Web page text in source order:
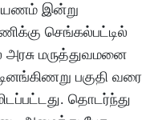
இன்று
செங்கல்பட்டில்
மருத்துவமனை
பகுதி வரை
தொடர்ந்து